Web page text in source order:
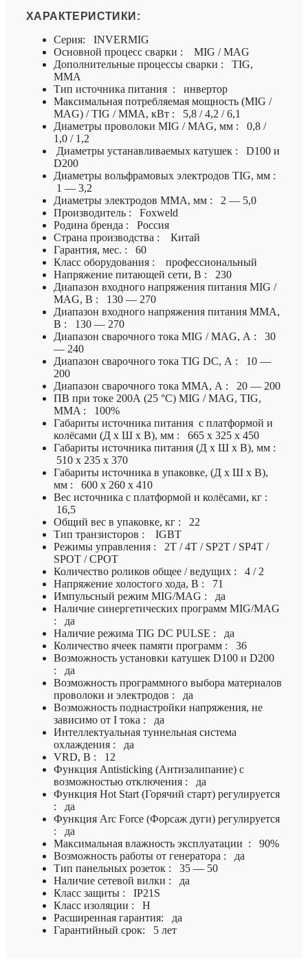
ХАРАКТЕРИСТИКИ:
Серия: INVERMIG
Основной процесс сварки : MIG / MAG
Дополнительные процессы сварки : TIG,
MMA
Тип источника питания : инвертор
Максимальная потребляемая мощность (MIG /
MAG) / TIG / ММА, кВт : 5,8 / 4,2 / 6,1
Диаметры проволоки MIG / MAG, мм : 0,8 /
1,0 / 1,2
Диаметры устанавливаемых катушек : D100 и
D200
Диаметры вольфрамовых электродов TIG, мм :
1 — 3,2
Диаметры электродов MMA, мм : 2 — 5,0
Производитель : Foxweld
Родина бренда : Россия
Страна производства : Китай
Гарантия, мес. : 60
Класс оборудования : профессиональный
Напряжение питающей сети, В : 230
Диапазон входного напряжения питания MIG /
MAG, В : 130 — 270
Диапазон входного напряжения питания MMA,
В : 130 — 270
Диапазон сварочного тока MIG / MAG, А : 30
— 240
Диапазон сварочного тока TIG DC, А : 10 —
200
Диапазон сварочного тока MMA, А : 20 — 200
ПВ при токе 200А (25 °C) МIG / MAG, TIG,
MMA : 100%
Габариты источника питания с платформой и
колёсами (Д х Ш х В), мм : 665 х 325 х 450
Габариты источника питания (Д х Ш х В), мм :
510 х 235 х 370
Габариты источника в упаковке, (Д х Ш х В),
мм : 600 х 260 х 410
Вес источника с платформой и колёсами, кг :
16,5
Общий вес в упаковке, кг : 22
Тип транзисторов : IGBT
Режимы управления : 2Т / 4Т / SP2T / SP4T /
SPOT / CPOT
Количество роликов общее / ведущих : 4 / 2
Напряжение холостого хода, В : 71
Импульсный режим MIG/MAG : да
Наличие синергетических программ MIG/MAG
: да
Наличие режима TIG DC PULSE : да
Количество ячеек памяти программ : 36
Возможность установки катушек D100 и D200
: да
Возможность программного выбора материалов
проволоки и электродов : да
Возможность поднастройки напряжения, не
зависимо от I тока : да
Интеллектуальная туннельная система
охлаждения : да
VRD, В : 12
Функция Antisticking (Антизалипание) с
возможностью отключения : да
Функция Hot Start (Горячий старт) регулируется
: да
Функция Arc Force (Форсаж дуги) регулируется
: да
Максимальная влажность эксплуатации : 90%
Возможность работы от генератора : да
Тип панельных розеток : 35 — 50
Наличие сетевой вилки : да
Класс защиты : IP21S
Класс изоляции : H
Расширенная гарантия: да
Гарантийный срок: 5 лет